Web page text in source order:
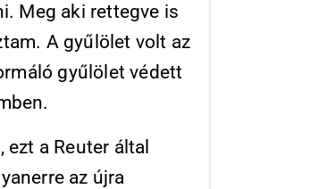
Meg aki rettegve is
A gyűlölet volt az
gyűlölet védett
a Reuter által
az újra